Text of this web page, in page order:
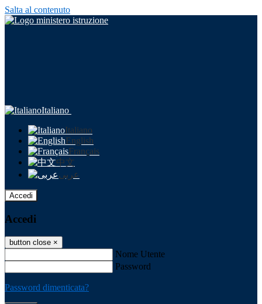
Salta al contenuto
Italiano
Italiano
English
Français
中文
عربى
Accedi
Accedi
button close ×
Nome Utente
Password
Password dimenticata?